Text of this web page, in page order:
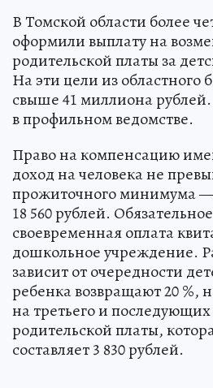
В Томской области более
оформили выплату на
родительской платы за
На эти цели из
свыше 41 миллиона
в профильном ведомстве.
Право на компенсацию
доход на человека не
прожиточного минимума —
18 560 рублей.
своевременная оплата
дошкольное учреждение.
зависит от очередности
ребенка возвращают 20 %,
на третьего и
родительской платы,
составляет 3 830 рублей.